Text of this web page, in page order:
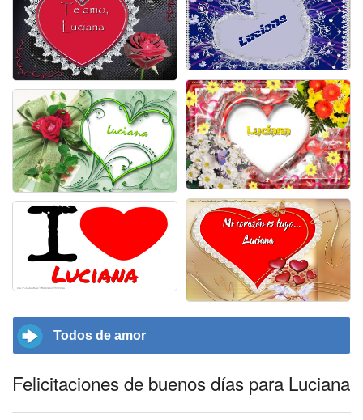
Todos de amor
Felicitaciones de buenos días para Luciana